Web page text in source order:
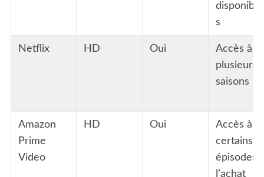
disponible
s
Netflix HD Oui
Accès à
plusieurs
saisons
Amazon
Prime
Video
HD Oui
Accès à
certains
épisodes
l’achat